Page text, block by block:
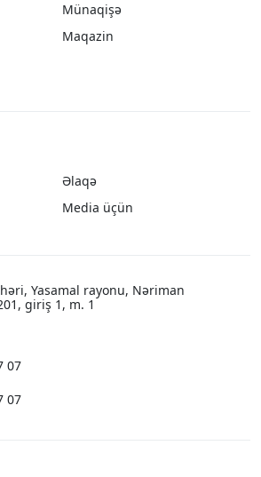
Münaqişə
Maqazin
Əlaqə
Media üçün
Yasamal rayonu, Nəriman
giriş 1, m. 1
07
07